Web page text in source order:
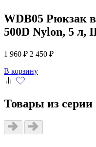
WDB05 Рюкзак
500D Nylon, 5 л,
1 960 ₽ 2 450 ₽
В корзину
Товары из серии